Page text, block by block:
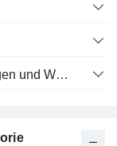
Geschäftssegmente - Abschreibungen und Wertminderungen